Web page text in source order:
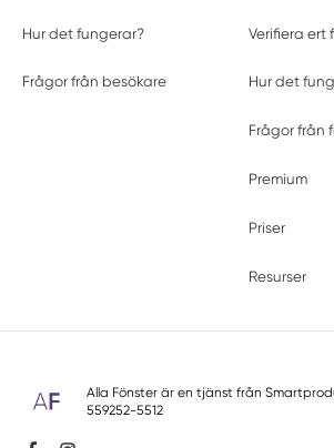
Hur det fungerar?
Frågor från besökare
Verifiera ert
Hur det
Frågor från
Premium
Priser
Resurser
Alla Fönster är en tjänst från
559252-5512